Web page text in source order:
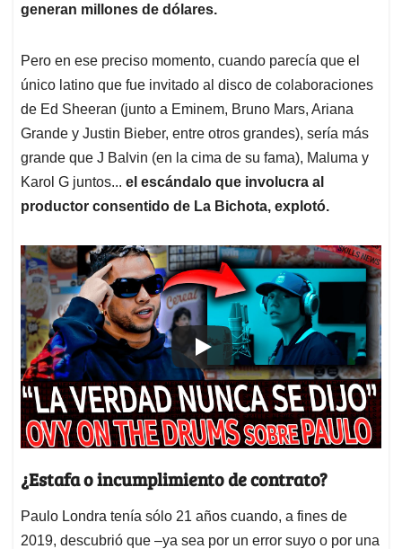
generan millones de dólares.
Pero en ese preciso momento, cuando parecía que el
único latino que fue invitado al disco de colaboraciones
de Ed Sheeran (junto a Eminem, Bruno Mars, Ariana
Grande y Justin Bieber, entre otros grandes), sería más
grande que J Balvin (en la cima de su fama), Maluma y
Karol G juntos... el escándalo que involucra al
productor consentido de La Bichota, explotó.
¿Estafa o incumplimiento de contrato?
Paulo Londra tenía sólo 21 años cuando, a fines de
2019, descubrió que –ya sea por un error suyo o por una